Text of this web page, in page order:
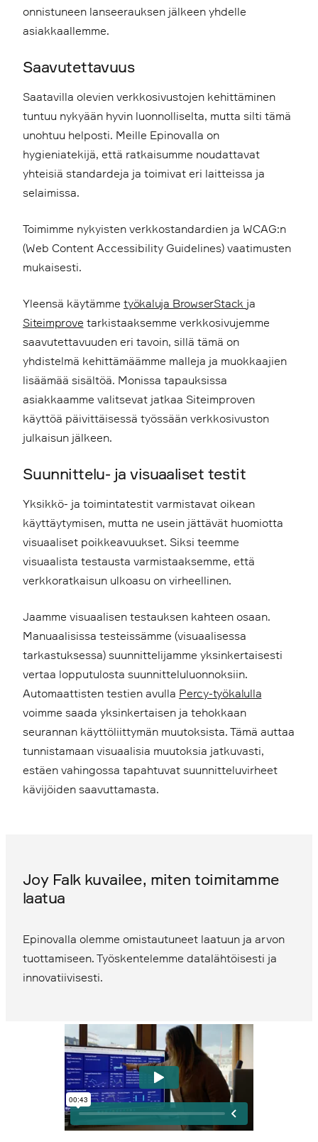
onnistuneen lanseerauksen jälkeen yhdelle
asiakkaallemme.
Saavutettavuus
Saatavilla olevien verkkosivustojen kehittäminen
tuntuu nykyään hyvin luonnolliselta, mutta silti tämä
unohtuu helposti. Meille Epinovalla on
hygieniatekijä, että ratkaisumme noudattavat
yhteisiä standardeja ja toimivat eri laitteissa ja
selaimissa.
Toimimme nykyisten verkkostandardien ja WCAG:n
(Web Content Accessibility Guidelines) vaatimusten
mukaisesti.
Yleensä käytämme työkaluja BrowserStack ja
Siteimprove tarkistaaksemme verkkosivujemme
saavutettavuuden eri tavoin, sillä tämä on
yhdistelmä kehittämäämme malleja ja muokkaajien
lisäämää sisältöä. Monissa tapauksissa
asiakkaamme valitsevat jatkaa Siteimproven
käyttöä päivittäisessä työssään verkkosivuston
julkaisun jälkeen.
Suunnittelu- ja visuaaliset testit
Yksikkö- ja toimintatestit varmistavat oikean
käyttäytymisen, mutta ne usein jättävät huomiotta
visuaaliset poikkeavuukset. Siksi teemme
visuaalista testausta varmistaaksemme, että
verkkoratkaisun ulkoasu on virheellinen.
Jaamme visuaalisen testauksen kahteen osaan.
Manuaalisissa testeissämme (visuaalisessa
tarkastuksessa) suunnittelijamme yksinkertaisesti
vertaa lopputulosta suunnitteluluonnoksiin.
Automaattisten testien avulla Percy-työkalulla
voimme saada yksinkertaisen ja tehokkaan
seurannan käyttöliittymän muutoksista. Tämä auttaa
tunnistamaan visuaalisia muutoksia jatkuvasti,
estäen vahingossa tapahtuvat suunnitteluvirheet
kävijöiden saavuttamasta.
Joy Falk kuvailee, miten toimitamme
laatua
Epinovalla olemme omistautuneet laatuun ja arvon
tuottamiseen. Työskentelemme datalähtöisesti ja
innovatiivisesti.